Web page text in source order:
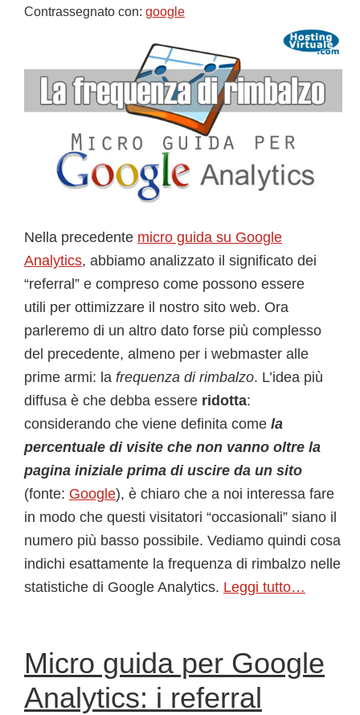
Contrassegnato con: google
Nella precedente micro guida su Google
Analytics, abbiamo analizzato il significato dei
“referral” e compreso come possono essere
utili per ottimizzare il nostro sito web. Ora
parleremo di un altro dato forse più complesso
del precedente, almeno per i webmaster alle
prime armi: la frequenza di rimbalzo. L’idea più
diffusa è che debba essere ridotta:
considerando che viene definita come la
percentuale di visite che non vanno oltre la
pagina iniziale prima di uscire da un sito
(fonte: Google), è chiaro che a noi interessa fare
in modo che questi visitatori “occasionali” siano il
numero più basso possibile. Vediamo quindi cosa
indichi esattamente la frequenza di rimbalzo nelle
statistiche di Google Analytics. Leggi tutto…
Micro guida per Google
Analytics: i referral